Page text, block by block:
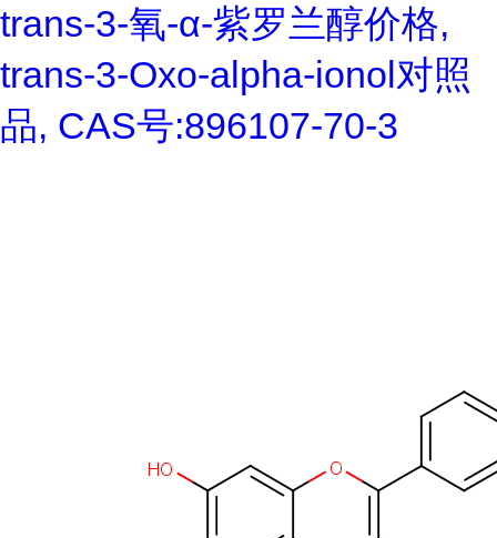
trans-3-氧-α-紫罗兰醇价格,
trans-3-Oxo-alpha-ionol对照
品, CAS号:896107-70-3